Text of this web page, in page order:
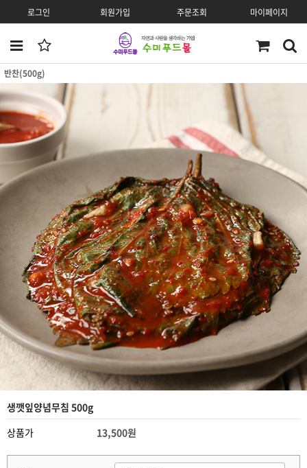
로그인 회원가입 주문조회 마이페이지
반찬(500g)
생깻잎양념무침 500g
상품가
13,500원